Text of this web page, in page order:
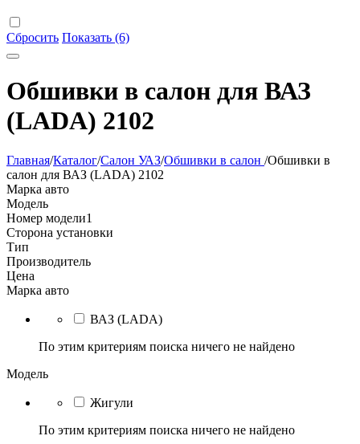
Сбросить Показать (6)
Обшивки в салон для ВАЗ
(LADA) 2102
Главная/Каталог/Салон УАЗ/Обшивки в салон /Обшивки в
салон для ВАЗ (LADA) 2102
Марка авто
Модель
Номер модели1
Сторона установки
Тип
Производитель
Цена
Марка авто
ВАЗ (LADA)
По этим критериям поиска ничего не найдено
Модель
Жигули
По этим критериям поиска ничего не найдено